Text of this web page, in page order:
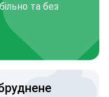
та без